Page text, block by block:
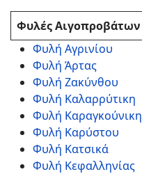
Φυλές Αιγοπροβάτων
Φυλή Αγρινίου
Φυλή Άρτας
Φυλή Ζακύνθου
Φυλή Καλαρρύτικη
Φυλή Καραγκούνικη
Φυλή Καρύστου
Φυλή Κατσικά
Φυλή Κεφαλληνίας